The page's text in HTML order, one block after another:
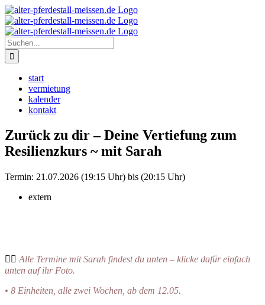
Zum
Inhalt
springen
Instagram
Suche
nach:
start
vermietung
kalender
kontakt
Zurück zu dir – Deine Vertiefung zum
Resilienzkurs ~ mit Sarah
Termin: 21.07.2026 (19:15 Uhr) bis (20:15 Uhr)
extern
👉🏻 Alle Termine mit Sarah findest du unten – klicke dafür einfach
unten auf ihr Foto.
• 8 Einheiten, alle zwei Wochen, ab dem 12.05.